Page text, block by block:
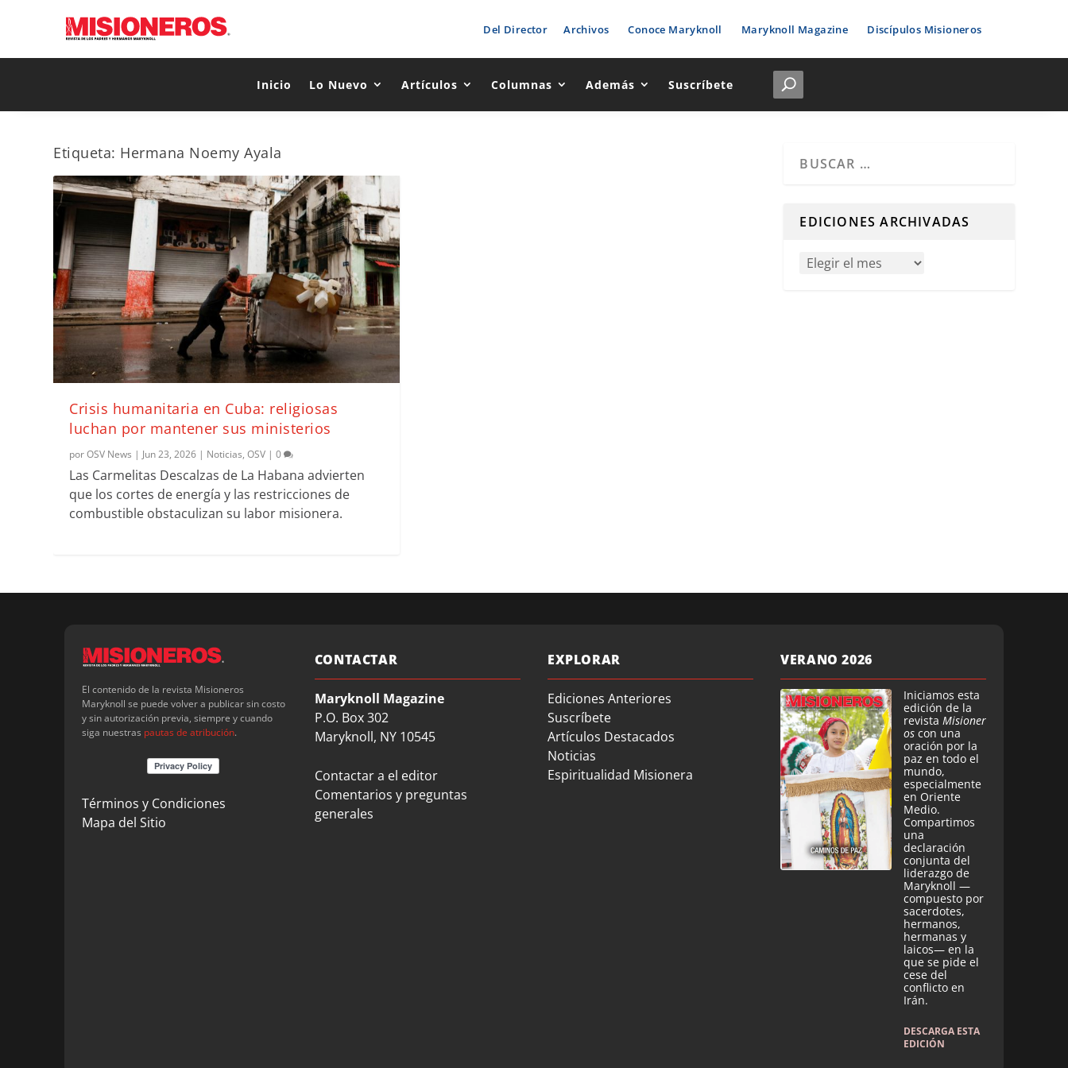
Del Director Archivos Conoce Maryknoll Maryknoll Magazine Discípulos Misioneros
Inicio Lo Nuevo Artículos Columnas Además Suscríbete
Etiqueta: Hermana Noemy Ayala
Crisis humanitaria en Cuba: religiosas
luchan por mantener sus ministerios
porOSV News | Jun 23, 2026 | Noticias,OSV |0
Las Carmelitas Descalzas de La Habana advierten
que los cortes de energía y las restricciones de
combustible obstaculizan su labor misionera.
EDICIONES ARCHIVADAS
El contenido de la revista Misioneros
Maryknoll se puede volver a publicar sin costo
y sin autorización previa, siempre y cuando
siga nuestras pautas de atribución.
Términos y Condiciones
Mapa del Sitio
CONTACTAR
Maryknoll Magazine
P.O. Box 302
Maryknoll, NY 10545
Contactar a el editor
Comentarios y preguntas
generales
EXPLORAR
Ediciones Anteriores
Suscríbete
Artículos Destacados
Noticias
Espiritualidad Misionera
VERANO 2026
Iniciamos esta
edición de la
revista Misioner
os con una
oración por la
paz en todo el
mundo,
especialmente
en Oriente
Medio.
Compartimos
una
declaración
conjunta del
liderazgo de
Maryknoll —
compuesto por
sacerdotes,
hermanos,
hermanas y
laicos— en la
que se pide el
cese del
conflicto en
Irán.
DESCARGA ESTA
EDICIÓN